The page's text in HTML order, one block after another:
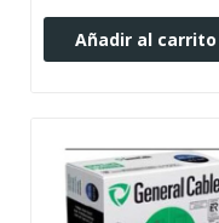
Añadir al carrito